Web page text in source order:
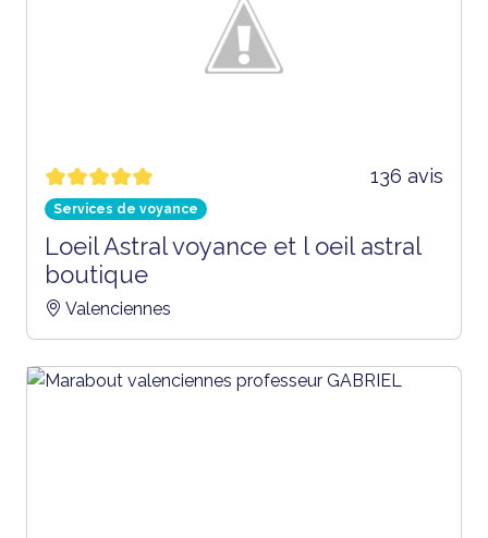
136 avis
Services de voyance
Loeil Astral voyance et l oeil astral
boutique
Valenciennes